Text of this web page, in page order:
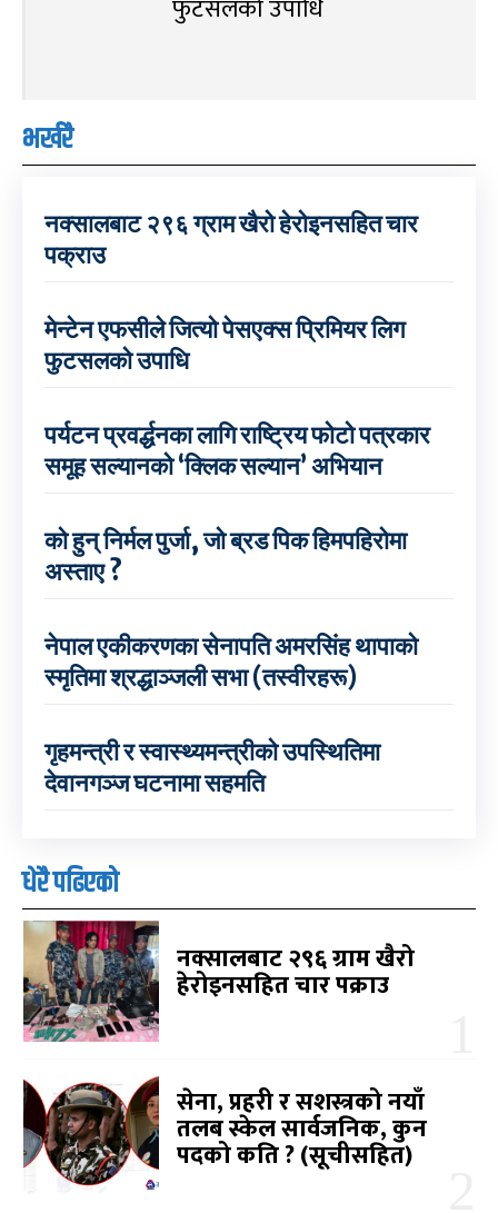
फुटसलको उपाधि
भर्खरै
नक्सालबाट २९६ ग्राम खैरो हेरोइनसहित चार
पक्राउ
मेन्टेन एफसीले जित्यो पेसएक्स प्रिमियर लिग
फुटसलको उपाधि
पर्यटन प्रवर्द्धनका लागि राष्ट्रिय फोटो पत्रकार
समूह सल्यानको ‘क्लिक सल्यान’ अभियान
को हुन् निर्मल पुर्जा, जो ब्रड पिक हिमपहिरोमा
अस्ताए ?
नेपाल एकीकरणका सेनापति अमरसिंह थापाको
स्मृतिमा श्रद्धाञ्जली सभा (तस्वीरहरू)
गृहमन्त्री र स्वास्थ्यमन्त्रीको उपस्थितिमा
देवानगञ्ज घटनामा सहमति
धेरै पढिएको
नक्सालबाट २९६ ग्राम खैरो
हेरोइनसहित चार पक्राउ
सेना, प्रहरी र सशस्त्रको नयाँ
तलब स्केल सार्वजनिक, कुन
पदको कति ? (सूचीसहित)